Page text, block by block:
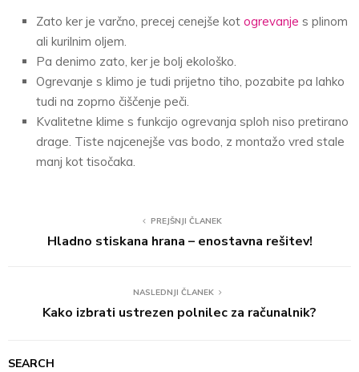
Zato ker je varčno, precej cenejše kot ogrevanje s plinom
ali kurilnim oljem.
Pa denimo zato, ker je bolj ekološko.
Ogrevanje s klimo je tudi prijetno tiho, pozabite pa lahko
tudi na zoprno čiščenje peči.
Kvalitetne klime s funkcijo ogrevanja sploh niso pretirano
drage. Tiste najcenejše vas bodo, z montažo vred stale
manj kot tisočaka.
PREJŠNJI ČLANEK
Hladno stiskana hrana – enostavna rešitev!
NASLEDNJI ČLANEK
Kako izbrati ustrezen polnilec za računalnik?
SEARCH